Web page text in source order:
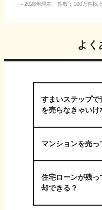
～2026年現在、件数：100万件以
よく
すまいステップ
を売らなきゃいけ
マンションを売っ
住宅ローンが残
却できる？